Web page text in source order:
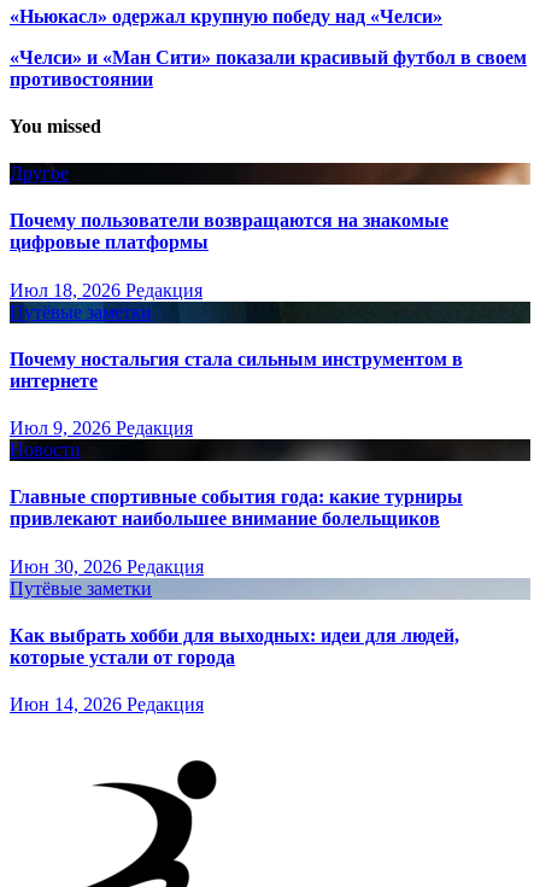
«Ньюкасл» одержал крупную победу над «Челси»
«Челси» и «Ман Сити» показали красивый футбол в своем
противостоянии
You missed
Другое
Почему пользователи возвращаются на знакомые
цифровые платформы
Июл 18, 2026 Редакция
Путёвые заметки
Почему ностальгия стала сильным инструментом в
интернете
Июл 9, 2026 Редакция
Новости
Главные спортивные события года: какие турниры
привлекают наибольшее внимание болельщиков
Июн 30, 2026 Редакция
Путёвые заметки
Как выбрать хобби для выходных: идеи для людей,
которые устали от города
Июн 14, 2026 Редакция